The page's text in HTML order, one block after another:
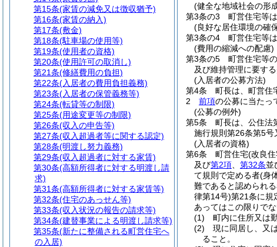
(健全な地域社会の形
第3条の3
町営住宅等
(良好な居住環境の確
第3条の4
町営住宅等
(費用の縮減への配慮)
第3条の5
町営住宅等
及び維持管理に要す
(入居者の公募方法)
第4条
町長は、町営住
2
前項の公募に当たっ
(公募の例外)
第5条
町長は、公住法
施行規則第26条第5号
(入居者の資格)
第6条
町営住宅(改良
及び第2項 第32条並
て規則で定める者(身
難であると認められ
律第14号)第21条に規
あってはこの限りでな
(1)
町内に住所又は
(2)
現に同居し、又
ること。
第15条(家賃の減免又は徴収猶予)
第16条(家賃の納入)
第17条(敷金)
第18条(駐車場の使用等)
第19条(使用者の資格)
第20条(使用許可の取消し)
第21条(修繕費用の負担)
第22条(入居者の費用負担義務)
第23条(入居者の保管義務等)
第24条(転貸等の制限)
第25条(用途変更等の制限)
第26条(収入の申告等)
第27条(収入超過者等に関する認定)
第28条(明渡し努力義務)
第29条(収入超過者に対する家賃)
第30条(高額所得者に対する明渡し請
求)
第31条(高額所得者に対する家賃等)
第32条(住宅のあっせん等)
第33条(収入状況の報告の請求等)
第34条(建替事業による明渡し請求等)
第35条(新たに整備される町営住宅へ
の入居)